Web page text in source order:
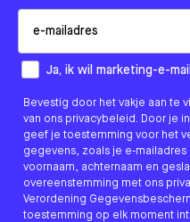
How would you like to hear
Ja, ik wil marketing-e-
Bevestig door het vakje aan te
van ons privacybeleid. Door je
geef je toestemming voor het
gegevens, zoals je e-
voornaam, achternaam en
overeenstemming met ons
Verordening
toestemming op elk moment